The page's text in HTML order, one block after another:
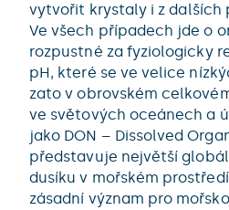
vytvořit krystaly i z dalších
Ve všech případech jde o
rozpustné za fyziologicky
pH, které se ve velice
zato v obrovském
ve světových oceánech a
jako DON – Dissolved
představuje největší
dusíku v mořském
zásadní význam pro